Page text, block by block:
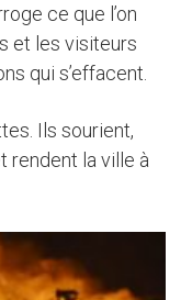
ce que l’on
et les visiteurs
qui s’effacent.
Ils sourient,
rendent la ville à